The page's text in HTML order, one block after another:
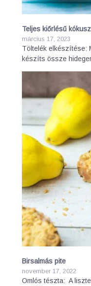
Teljes kiőrlésű
március 17, 2023
Töltelék elkészítése:
készíts össze
Birsalmás pite
november 17, 2022
Omlós tészta: A